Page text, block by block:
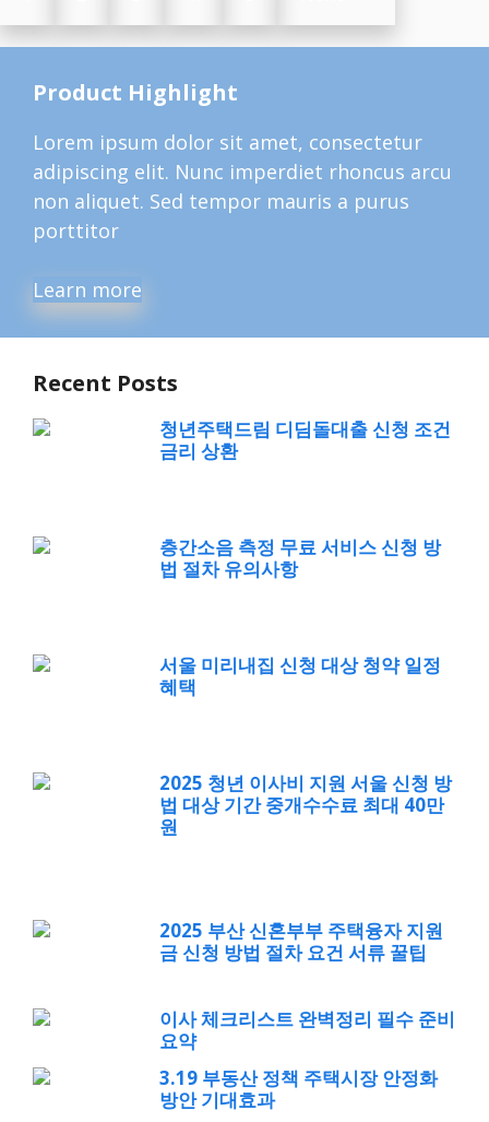
Product Highlight
Lorem ipsum dolor sit amet, consectetur
adipiscing elit. Nunc imperdiet rhoncus arcu
non aliquet. Sed tempor mauris a purus
porttitor
Learn more
Recent Posts
청년주택드림 디딤돌대출 신청 조건
금리 상환
층간소음 측정 무료 서비스 신청 방
법 절차 유의사항
서울 미리내집 신청 대상 청약 일정
혜택
2025 청년 이사비 지원 서울 신청 방
법 대상 기간 중개수수료 최대 40만
원
2025 부산 신혼부부 주택융자 지원
금 신청 방법 절차 요건 서류 꿀팁
이사 체크리스트 완벽정리 필수 준비
요약
3.19 부동산 정책 주택시장 안정화
방안 기대효과